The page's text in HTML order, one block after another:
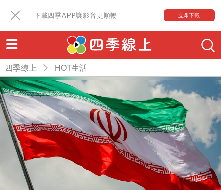
下載四季APP讓影音更順暢 立即下載
四季線上 HOT生活